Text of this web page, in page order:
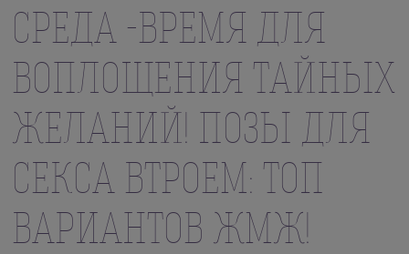
СРЕДА -ВРЕМЯ ДЛЯ
ВОПЛОЩЕНИЯ ТАЙНЫХ
ЖЕЛАНИЙ! ПОЗЫ ДЛЯ
СЕКСА ВТРОЕМ: ТОП
ВАРИАНТОВ ЖМЖ!